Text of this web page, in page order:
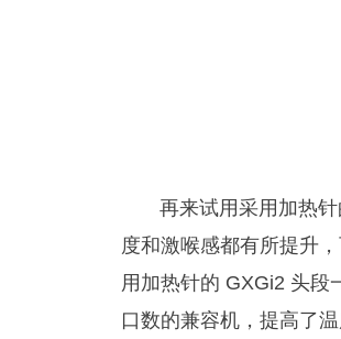
再来试用采用加热
度和激喉感都有所提升
用加热针的 GXGi2 头段
口数的兼容机，提高了